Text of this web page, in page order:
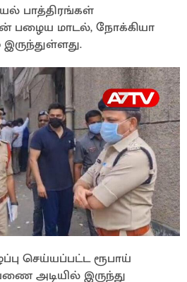
பாத்திரங்கள்
பழைய மாடல், நோக்கியா
செய்யப்பட்ட ரூபாய்
அடியில் இருந்து